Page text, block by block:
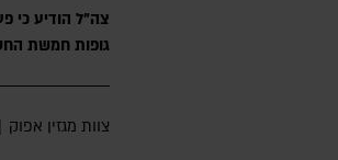
צה"ל הודיע כי
גופות חמשת
צוות מגזין אפוק |